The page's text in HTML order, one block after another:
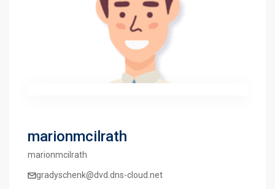
marionmcilrath
marionmcilrath
gradyschenk@dvd.dns-cloud.net